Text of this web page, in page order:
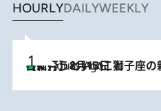
HOURLYDAILYWEEKLY
4 Hours Ago
【新月】8月13日 獅子座の新月の日に行うといいこと